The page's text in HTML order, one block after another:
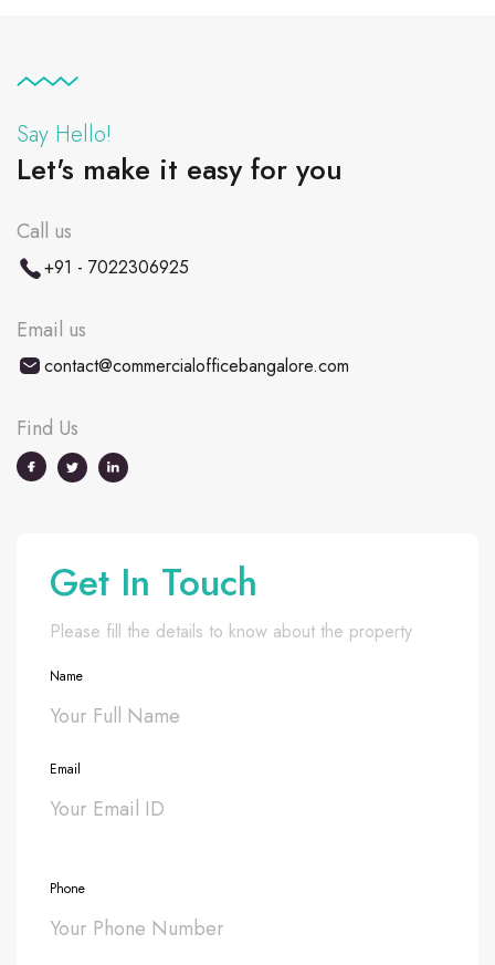
Say Hello!
Let's make it easy for you
Call us
+91 - 7022306925
Email us
contact@commercialofficebangalore.com
Find Us
Get In Touch
Please fill the details to know about the property
Name
Email
Phone